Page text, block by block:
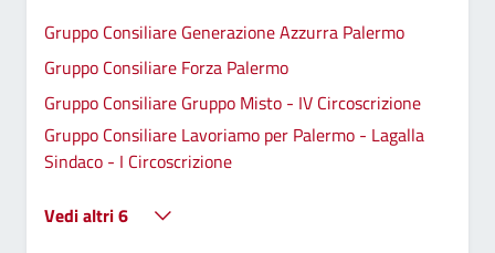
Gruppo Consiliare Generazione Azzurra Palermo
Gruppo Consiliare Forza Palermo
Gruppo Consiliare Gruppo Misto - IV Circoscrizione
Gruppo Consiliare Lavoriamo per Palermo - Lagalla
Sindaco - I Circoscrizione
Vedi altri 6